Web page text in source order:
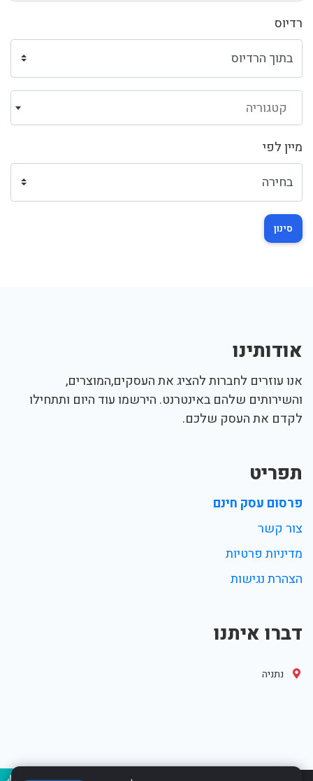
רדיוס
קטגוריה
מיין לפי
סינון
אודותינו
אנו עוזרים לחברות להציג את העסקים,המוצרים,
והשירותים שלהם באינטרנט. הירשמו עוד היום ותתחילו
לקדם את העסק שלכם.
תפריט
פרסום עסק חינם
צור קשר
מדיניות פרטיות
הצהרת נגישות
דברו איתנו
נתניה